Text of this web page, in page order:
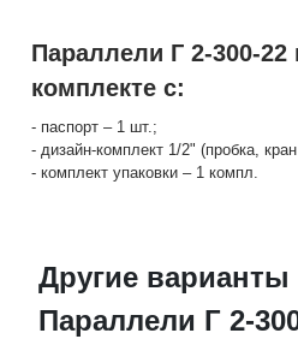
Параллели Г 2-300-22
комплекте с:
- паспорт – 1 шт.;
- дизайн-комплект 1/2" (пробка,
- комплект упаковки – 1 компл.
Другие
Параллели Г 2-